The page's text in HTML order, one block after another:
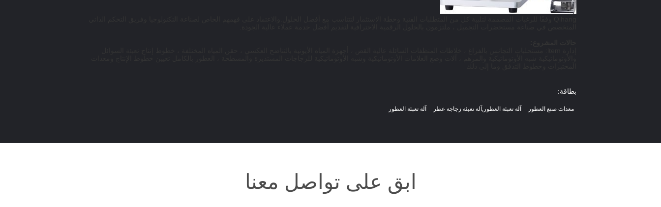
بطاقة:
معدات صنع العطور آلة تعبئة العطور,آلة تعبئة زجاجة عطر آلة تعبئة العطور
ابق على تواصل معنا